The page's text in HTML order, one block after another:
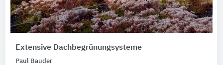
Extensive Dachbegrünungsysteme
Paul Bauder